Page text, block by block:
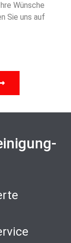
Wünsche
Sie uns auf